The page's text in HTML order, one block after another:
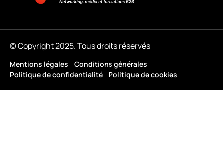
© Copyright 2025. Tous droits réservés
Mentions légales
Conditions générales
Politique de confidentialité
Politique de cookies